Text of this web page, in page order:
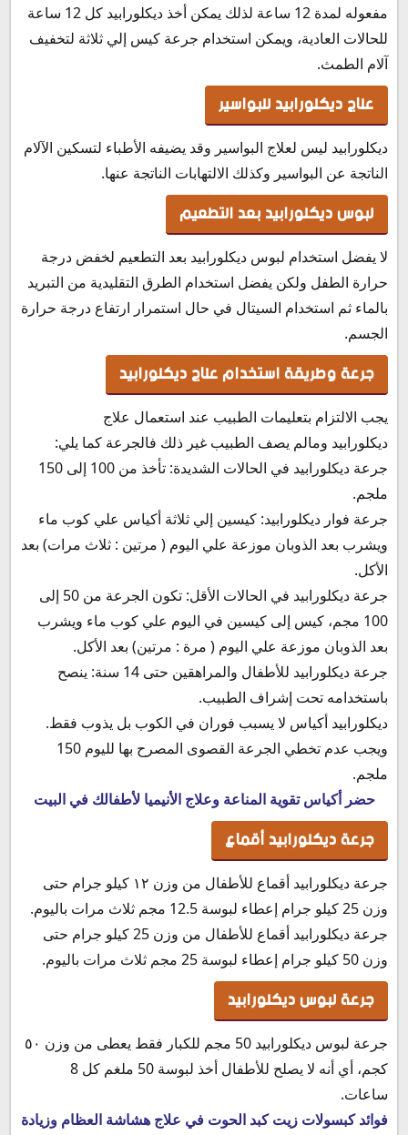
مفعوله لمدة 12 ساعة لذلك يمكن أخذ ديكلورابيد كل 12 ساعة
للحالات العادية، ويمكن استخدام جرعة كيس إلي ثلاثة لتخفيف
آلام الطمث.
علاج ديكلورابيد للبواسير
ديكلورابيد ليس لعلاج البواسير وقد يضيفه الأطباء لتسكين الآلام
الناتجة عن البواسير وكذلك الالتهابات الناتجة عنها.
لبوس ديكلورابيد بعد التطعيم
لا يفضل استخدام لبوس ديكلورابيد بعد التطعيم لخفض درجة
حرارة الطفل ولكن يفضل استخدام الطرق التقليدية من التبريد
بالماء ثم استخدام السيتال في حال استمرار ارتفاع درجة حرارة
الجسم.
جرعة وطريقة استخدام علاج ديكلورابيد
يجب الالتزام بتعليمات الطبيب عند استعمال علاج
ديكلورابيد ومالم يصف الطبيب غير ذلك فالجرعة كما يلي:
جرعة ديكلورابيد في الحالات الشديدة: تأخذ من 100 إلى 150
ملجم.
جرعة فوار ديكلورابيد: كيسين إلي ثلاثة أكياس علي كوب ماء
ويشرب بعد الذوبان موزعة علي اليوم ( مرتين : ثلاث مرات) بعد
الأكل.
جرعة ديكلورابيد في الحالات الأقل: تكون الجرعة من 50 إلى
100 مجم، كيس إلى كيسين في اليوم علي كوب ماء ويشرب
بعد الذوبان موزعة علي اليوم ( مرة : مرتين) بعد الأكل.
جرعة ديكلورابيد للأطفال والمراهقين حتى 14 سنة: ينصح
باستخدامه تحت إشراف الطبيب.
ديكلورابيد أكياس لا يسبب فوران في الكوب بل يذوب فقط.
ويجب عدم تخطي الجرعة القصوى المصرح بها لليوم 150
ملجم.
حضر أكياس تقوية المناعة وعلاج الأنيميا لأطفالك في البيت
جرعة ديكلورابيد أقماع
جرعة ديكلورابيد أقماع للأطفال من وزن ١٢ كيلو جرام حتى
وزن 25 كيلو جرام إعطاء لبوسة 12.5 مجم ثلاث مرات باليوم.
جرعة ديكلورابيد أقماع للأطفال من وزن 25 كيلو جرام حتى
وزن 50 كيلو جرام إعطاء لبوسة 25 مجم ثلاث مرات باليوم.
جرعة لبوس ديكلورابيد
جرعة لبوس ديكلورابيد 50 مجم للكبار فقط يعطى من وزن ٥٠
كجم، أي أنه لا يصلح للأطفال أخذ لبوسة 50 ملغم كل 8
ساعات.
فوائد كبسولات زيت كبد الحوت في علاج هشاشة العظام وزيادة